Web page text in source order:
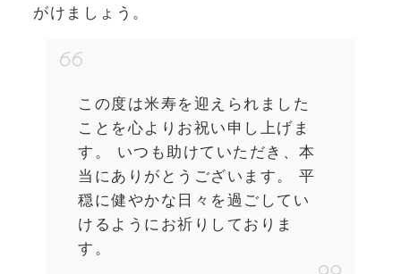
がけましょう。
この度は米寿を迎えられました
ことを心よりお祝い申し上げま
す。 いつも助けていただき、本
当にありがとうございます。 平
穏に健やかな日々を過ごしてい
けるようにお祈りしておりま
す。